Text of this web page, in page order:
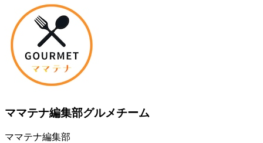
ママテナ編集部グルメチーム
ママテナ編集部